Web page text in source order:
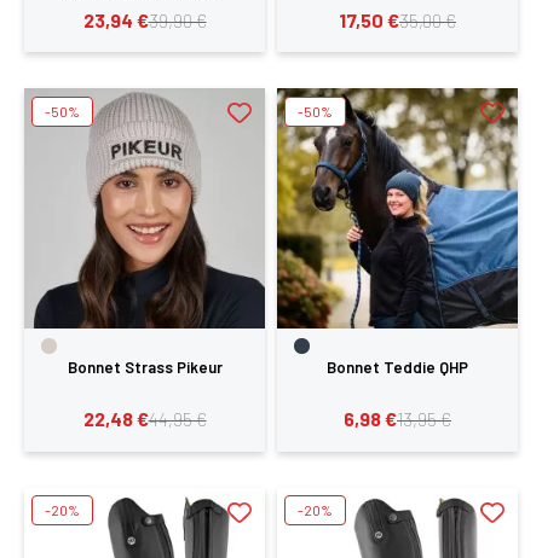
39,90 €
23,94 € 35,00 €
17,50 €
Bonnet Strass Pikeur
44,95 €
22,48 €
-50%
Bonnet Teddie QHP
13,95 €
6,98 €
-50%
-20% -20%